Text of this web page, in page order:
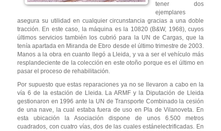
tener dos
ejemplares
asegura su utilidad en cualquier circunstancia gracias a una doble
tracción. En este caso, la máquina es la 10820 (B&W, 1968), cuyos
últimos servicios también los cubrió para la UN de Cargas, que la
tenía apartada en Miranda de Ebro desde el último trimestre de 2003.
Manos a la obra en cuanto llegó a Lleida, y va a ser el vehículo más
resplandeciente de la colección en este otoño porque es el último en
pasar el proceso de rehabilitación.
Por supuesto que estas reparaciones ya no se llevaron a cabo en la
vía 6 de la estación de Lleida. La ARMF y la Diputación de Lleida
gestionaron en 1996 ante la UN de Transporte Combinado la cesión
de una nave, la cual estaba fuera de uso en Pla de Vilanoveta. En
esta ubicación la Asociación dispone de unos 6.500 metros
cuadrados, con cuatro vías, dos de las cuales estánelectrificadas. En